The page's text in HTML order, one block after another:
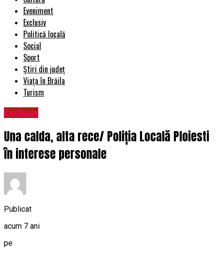
Eveniment
Exclusiv
Politică locală
Social
Sport
Știri din județ
Viața în Brăila
Turism
Exclusiv
Una calda, alta rece/ Poliția Locală Ploiesti
în interese personale
Publicat
acum 7 ani
pe